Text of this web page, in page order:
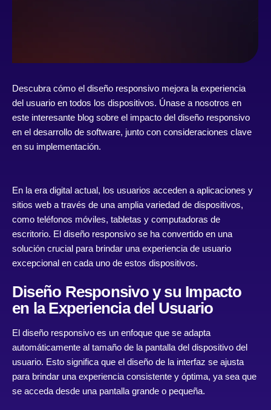
Descubra cómo el diseño responsivo mejora la experiencia
del usuario en todos los dispositivos. Únase a nosotros en
este interesante blog sobre el impacto del diseño responsivo
en el desarrollo de software, junto con consideraciones clave
en su implementación.
En la era digital actual, los usuarios acceden a aplicaciones y
sitios web a través de una amplia variedad de dispositivos,
como teléfonos móviles, tabletas y computadoras de
escritorio. El diseño responsivo se ha convertido en una
solución crucial para brindar una experiencia de usuario
excepcional en cada uno de estos dispositivos.
Diseño Responsivo y su Impacto
en la Experiencia del Usuario
El diseño responsivo es un enfoque que se adapta
automáticamente al tamaño de la pantalla del dispositivo del
usuario. Esto significa que el diseño de la interfaz se ajusta
para brindar una experiencia consistente y óptima, ya sea que
se acceda desde una pantalla grande o pequeña.